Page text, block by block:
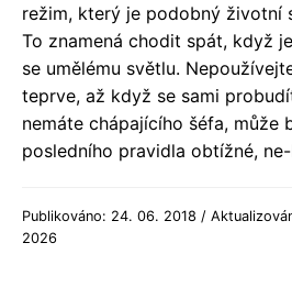
režim, který je podobný životní
To znamená chodit spát, když
se umělému světlu.
teprve, až když se sami
nemáte chápajícího šéfa, může
posledního pravidla obtížné,
Publikováno: 24. 06. 2018 /
2026